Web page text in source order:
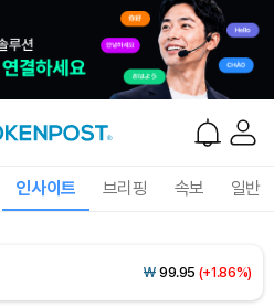
인사이트 브리핑 속보 일반
₩ 107,224(+3.07%)
91,544,210 (+0.16%)